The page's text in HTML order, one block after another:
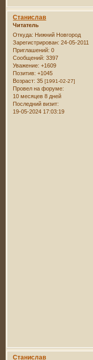
Станислав
Читатель
Откуда: Нижний Новгород
Зарегистрирован: 24-05-2011
Приглашений: 0
Сообщений: 3397
Уважение: +1609
Позитив: +1045
Возраст: 35[1991-02-27]
Провел на форуме:
10 месяцев 8 дней
Последний визит:
19-05-2024 17:03:19
Станислав